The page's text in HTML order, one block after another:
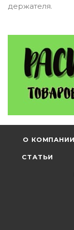
держателя.
О КОМПАНИИ
СТАТЬИ